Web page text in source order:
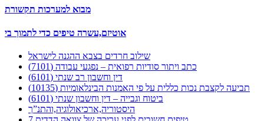
מבוא למערכות תקשורת
אוטיזם,עשרה טיפים כדי לתמוך בי
שילוב חרדים בצבא ההגנה לישראל
כתב ויתור סודיות רפואית – נפגעי עבודה (7101)
דין וחשבון רב שנתי (6101)
תביעה לקצבת נכות כללית על פי האמנות הבינלאומיות (10135)
ביטוח וגבייה – דין וחשבון שנתי (6101)
היסטוריה,ארכיאולוגיה,והתנ”ך